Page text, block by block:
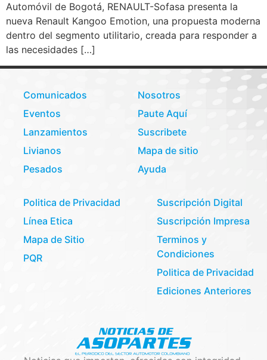
Automóvil de Bogotá, RENAULT-Sofasa presenta la
nueva Renault Kangoo Emotion, una propuesta moderna
dentro del segmento utilitario, creada para responder a
las necesidades […]
Comunicados
Eventos
Lanzamientos
Livianos
Pesados
Nosotros
Paute Aquí
Suscribete
Mapa de sitio
Ayuda
Politica de Privacidad
Línea Etica
Mapa de Sitio
PQR
Suscripción Digital
Suscripción Impresa
Terminos y
Condiciones
Politica de Privacidad
Ediciones Anteriores